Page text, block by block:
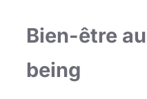
Bien-être
being